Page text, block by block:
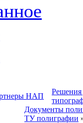
НАП
Решения
Документы
ТУ полиграфии